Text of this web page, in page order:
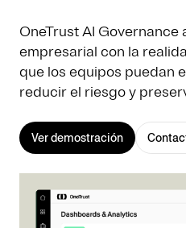
OneTrust AI Governance
empresarial con la
que los equipos puedan
reducir el riesgo y
Ver demostración